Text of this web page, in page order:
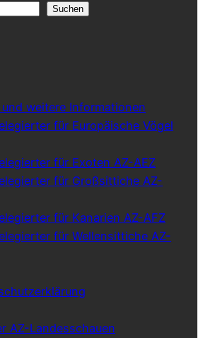
Suchen
weitere Informationen
für Europäische Vögel
für Exoten AZ-AEZ
für Großsittiche AZ-
für Kanarien AZ-AFZ
für Wellensittiche AZ-
AZ-Landesschauen